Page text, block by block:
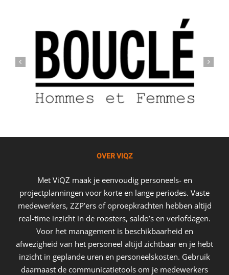
Richard Landwer Johan ,L.J. Sport
OVER VIQZ
Met ViQZ maak je eenvoudig personeels- en
projectplanningen voor korte en lange periodes. Vaste
medewerkers, ZZP’ers of oproepkrachten hebben altijd
real-time inzicht in de roosters, saldo’s en verlofdagen.
Voor het management is beschikbaarheid en
afwezigheid van het personeel altijd zichtbaar en je hebt
inzicht in geplande uren en personeelskosten. Gebruik
daarnaast de communicatietools om je medewerkers